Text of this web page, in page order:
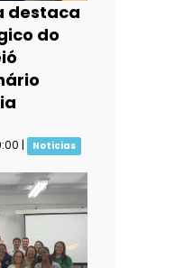
destaca
do
| Noticias